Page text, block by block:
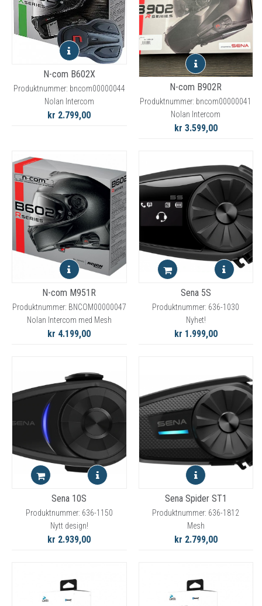
N-com B602X
Produktnummer: bncom00000044
Nolan Intercom
kr 2.799,00
N-com B902R
Produktnummer: bncom00000041
Nolan Intercom
kr 3.599,00
N-com M951R
Produktnummer: BNCOM00000047
Nolan Intercom med Mesh
kr 4.199,00
Sena 5S
Produktnummer: 636-1030
Nyhet!
kr 1.999,00
Sena 10S
Produktnummer: 636-1150
Nytt design!
kr 2.939,00
Sena Spider ST1
Produktnummer: 636-1812
Mesh
kr 2.799,00